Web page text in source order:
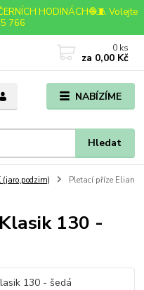
HODINÁCH🧶🧵 Volejte
766
NABÍZÍME
Hledat
0 ks
za 0,00 Kč
(jaro,podzim)
Pletací příze Elian
130 -